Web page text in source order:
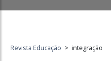
Revista Educação > integração